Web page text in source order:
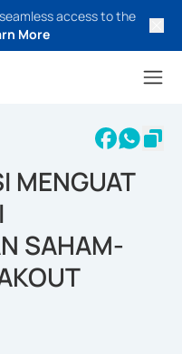
access to the
More
MENGUAT
SAHAM-